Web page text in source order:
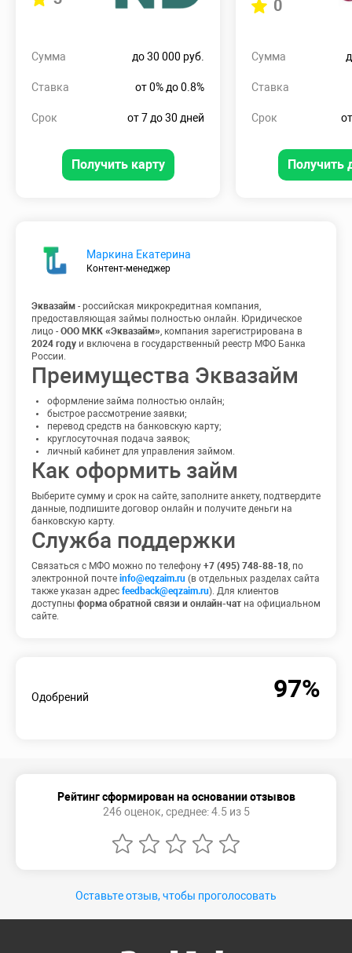
Сумма до 30 000 руб.
Ставка от 0% до 0.8%
Срок от 7 до 30 дней
Получить карту
0
Сумма
Ставка
Срок
Получить
Маркина Екатерина
Контент-менеджер
Эквазайм - российская микрокредитная компания,
предоставляющая займы полностью онлайн. Юридическое
лицо - ООО МКК «Эквазайм», компания зарегистрирована в
2024 году и включена в государственный реестр МФО Банка
России.
Преимущества Эквазайм
оформление займа полностью онлайн;
быстрое рассмотрение заявки;
перевод средств на банковскую карту;
круглосуточная подача заявок;
личный кабинет для управления займом.
Как оформить займ
Выберите сумму и срок на сайте, заполните анкету, подтвердите
данные, подпишите договор онлайн и получите деньги на
банковскую карту.
Служба поддержки
Связаться с МФО можно по телефону +7 (495) 748-88-18, по
электронной почте info@eqzaim.ru (в отдельных разделах сайта
также указан адрес feedback@eqzaim.ru). Для клиентов
доступны форма обратной связи и онлайн-чат на официальном
сайте.
Одобрений 97%
Рейтинг сформирован на основании отзывов
246 оценок, среднее: 4.5 из 5
Оставьте отзыв, чтобы проголосовать